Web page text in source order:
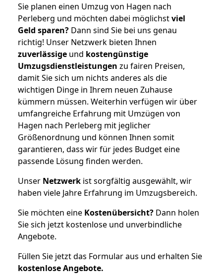
Sie planen einen Umzug von Hagen nach
Perleberg und möchten dabei möglichstviel
Geld sparen? Dann sind Sie bei uns genau
richtig! Unser Netzwerk bieten Ihnen
zuverlässige und kostengünstige
Umzugsdienstleistungen zu fairen Preisen,
damit Sie sich um nichts anderes als die
wichtigen Dinge in Ihrem neuen Zuhause
kümmern müssen. Weiterhin verfügen wir über
umfangreiche Erfahrung mit Umzügen von
Hagen nach Perleberg mit jeglicher
Größenordnung und können Ihnen somit
garantieren, dass wir für jedes Budget eine
passende Lösung finden werden.
Unser Netzwerk ist sorgfältig ausgewählt, wir
haben viele Jahre Erfahrung im Umzugsbereich.
Sie möchten eine Kostenübersicht? Dann holen
Sie sich jetzt kostenlose und unverbindliche
Angebote.
Füllen Sie jetzt das Formular aus und erhalten Sie
kostenloseAngebote.